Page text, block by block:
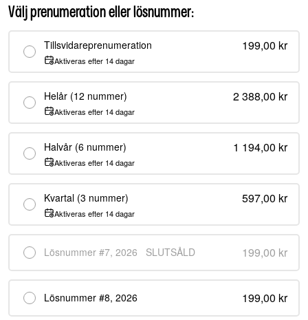
Välj prenumeration eller lösnummer:
Tillsvidareprenumeration 199,00 kr
Aktiveras efter 14 dagar
Helår (12 nummer) 2 388,00 kr
Aktiveras efter 14 dagar
Halvår (6 nummer) 1 194,00 kr
Aktiveras efter 14 dagar
Kvartal (3 nummer) 597,00 kr
Aktiveras efter 14 dagar
Lösnummer #7, 2026 SLUTSÅLD 199,00 kr
Lösnummer #8, 2026 199,00 kr